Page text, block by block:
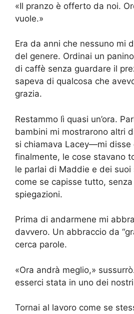
«Il pranzo è offerto da noi.
vuole.»
Era da anni che nessuno mi
del genere. Ordinai un
di caffè senza guardare il
sapeva di qualcosa che
grazia.
Restammo lì quasi un’ora.
bambini mi mostrarono altri
si chiamava Lacey—mi disse
finalmente, le cose stavano
le parlai di Maddie e dei suoi
come se capisse tutto,
spiegazioni.
Prima di andarmene mi
davvero. Un abbraccio da
cerca parole.
«Ora andrà meglio,»
esserci stata in uno dei
Tornai al lavoro come se